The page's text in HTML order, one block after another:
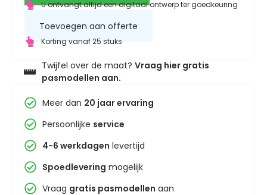
U ontvangt altijd een digitaal ontwerp ter goedkeuring
Toevoegen aan offerte
Korting vanaf 25 stuks
Twijfel over de maat? Vraag hier gratis
pasmodellen aan.
Meer dan 20 jaar ervaring
Persoonlijke service
4-6 werkdagen levertijd
Spoedlevering mogelijk
Vraag gratis pasmodellen aan